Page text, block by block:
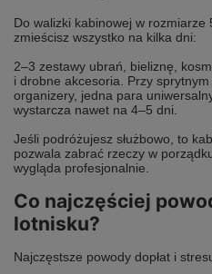
Do walizki kabinowej w
zmieścisz wszystko na kilka dni:
2–3 zestawy ubrań, bieliznę,
i drobne akcesoria. Przy
organizery, jedna para
wystarcza nawet na 4–5 dni.
Jeśli podróżujesz służbowo, to
pozwala zabrać rzeczy w
wygląda profesjonalnie.
Co najczęściej
lotnisku?
Najczęstsze powody dopłat i